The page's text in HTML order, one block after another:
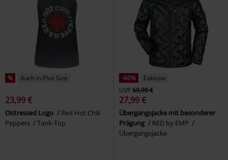
% Auch in Plus Size
23,99 €
Distressed Logo
Red Hot Chili
Peppers
Tank-Top
-60%
Exklusiv
UVP69,99 €
27,99 €
Übergangsjacke mit besonderer
Prägung
RED by EMP
Übergangsjacke